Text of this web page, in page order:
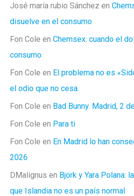
José maría rubio Sánchez en
disuelve en el consumo
Fon Cole en Chemsex: cuando el
consumo
Fon Cole en El problema no es
el odio que no cesa.
Fon Cole en Bad Bunny. Madrid, 2
Fon Cole en Para ti
Fon Cole en En Madrid lo han
2026
DMalignus en Björk y Yara Polana:
que Islandia no es un país normal